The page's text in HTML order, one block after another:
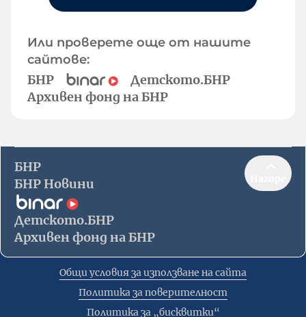
Или проверете още от нашите
сайтове:
БНР
Детското.БНР
Архивен фонд на БНР
БНР
БНР Новини
Детското.БНР
Архивен фонд на БНР
Общи условия за използване на сайта
Политика за поверителност
Политика за „бисквитки“